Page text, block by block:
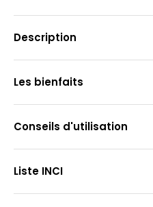
Description
Les bienfaits
Conseils d'utilisation
Liste INCI